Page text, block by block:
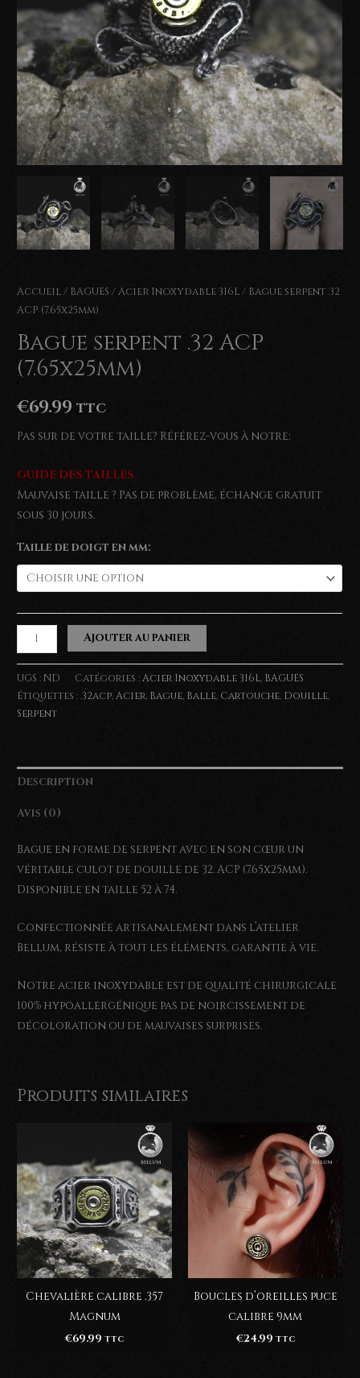
Accueil/ BAGUES /Acier Inoxydable 316L/ Bague serpent .32
ACP (7.65x25mm)
Bague serpent .32 ACP
(7.65x25mm)
€69.99 TTC
Pas sur de votre taille? Référez-vous à notre:
GUIDE DES TAILLES
Mauvaise taille ? Pas de problème, échange gratuit
sous 30 jours.
Taille de doigt en mm:
quantité
de
Bague
serpent
.32
Ajouter au panier
UGS :ND Catégories :Acier Inoxydable 316L, BAGUES
Étiquettes :.32acp,Acier, Bague, Balle, Cartouche, Douille,
Serpent
Description
Avis (0)
Bague en forme de serpent avec en son cœur un
véritable culot de douille de 32. ACP (7.65x25mm).
Disponible en taille 52 à 74.
Confectionnée artisanalement dans l’atelier
Bellum, résiste à tout les éléments, garantie à vie.
Notre acier inoxydable est de qualité chirurgicale
100% hypoallergénique pas de noircissement de
décoloration ou de mauvaises surprises.
Produits similaires
Chevalière calibre .357
Magnum
€69.99 TTC
Boucles d’oreilles puce
calibre 9mm
€24.99 TTC